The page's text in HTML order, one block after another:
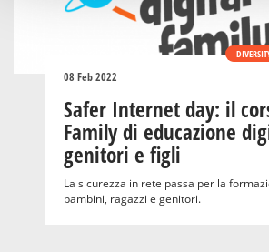
08 Feb 2022
Safer Internet day: il
Family di educazione
genitori e figli
La sicurezza in rete passa per la
bambini, ragazzi e genitori.